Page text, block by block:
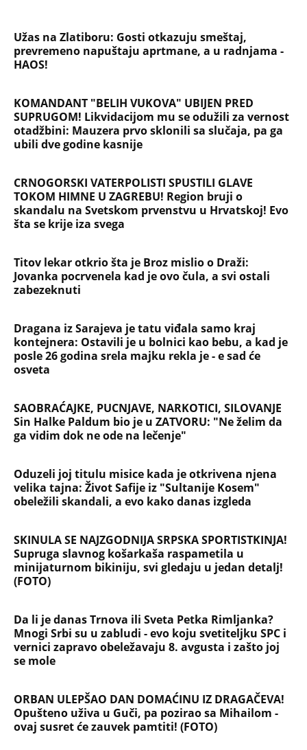
Užas na Zlatiboru: Gosti otkazuju smeštaj,
prevremeno napuštaju aprtmane, a u radnjama -
HAOS!
KOMANDANT "BELIH VUKOVA" UBIJEN PRED
SUPRUGOM! Likvidacijom mu se odužili za vernost
otadžbini: Mauzera prvo sklonili sa slučaja, pa ga
ubili dve godine kasnije
CRNOGORSKI VATERPOLISTI SPUSTILI GLAVE
TOKOM HIMNE U ZAGREBU! Region bruji o
skandalu na Svetskom prvenstvu u Hrvatskoj! Evo
šta se krije iza svega
Titov lekar otkrio šta je Broz mislio o Draži:
Jovanka pocrvenela kad je ovo čula, a svi ostali
zabezeknuti
Dragana iz Sarajeva je tatu viđala samo kraj
kontejnera: Ostavili je u bolnici kao bebu, a kad je
posle 26 godina srela majku rekla je - e sad će
osveta
SAOBRAĆAJKE, PUCNJAVE, NARKOTICI, SILOVANJE
Sin Halke Paldum bio je u ZATVORU: "Ne želim da
ga vidim dok ne ode na lečenje"
Oduzeli joj titulu misice kada je otkrivena njena
velika tajna: Život Safije iz "Sultanije Kosem"
obeležili skandali, a evo kako danas izgleda
SKINULA SE NAJZGODNIJA SRPSKA SPORTISTKINJA!
Supruga slavnog košarkaša raspametila u
minijaturnom bikiniju, svi gledaju u jedan detalj!
(FOTO)
Da li je danas Trnova ili Sveta Petka Rimljanka?
Mnogi Srbi su u zabludi - evo koju svetiteljku SPC i
vernici zapravo obeležavaju 8. avgusta i zašto joj
se mole
ORBAN ULEPŠAO DAN DOMAĆINU IZ DRAGAČEVA!
Opušteno uživa u Guči, pa pozirao sa Mihailom -
ovaj susret će zauvek pamtiti! (FOTO)